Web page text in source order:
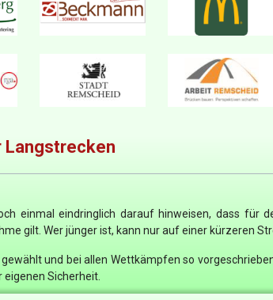
Langstrecken
einmal eindringlich darauf hinweisen, dass für
gilt. Wer jünger ist, kann nur auf einer kürzeren
und bei allen Wettkämpfen so
eigenen Sicherheit.